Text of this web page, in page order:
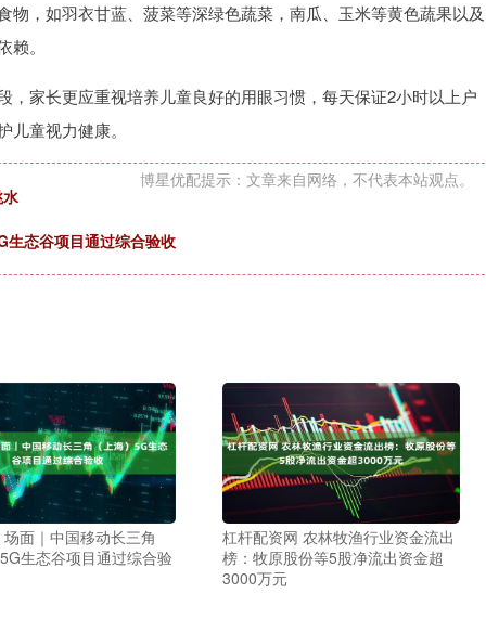
，如羽衣甘蓝、菠菜等深绿色蔬菜，南瓜、玉米等黄色蔬果以及
。
家长更应重视培养儿童良好的用眼习惯，每天保证2小时以上户
童视力健康。
博星优配提示：文章来自网络，不代表本站观点。
生态谷项目通过综合验收
面｜中国移动长三角
5G生态谷项目通过综合验
杠杆配资网 农林牧渔行业资金流出
榜：牧原股份等5股净流出资金超
3000万元